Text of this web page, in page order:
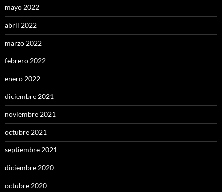
mayo 2022
abril 2022
marzo 2022
febrero 2022
enero 2022
diciembre 2021
noviembre 2021
octubre 2021
septiembre 2021
diciembre 2020
octubre 2020